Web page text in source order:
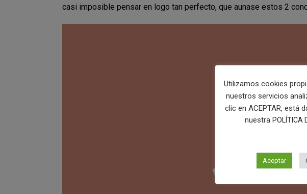
casi imposible pensar en logo tan perfecto, que aunase estos 2
Utilizamos cookies
nuestros servicios
clic en ACEPTAR, está
nuestra POLÍTICA
Aceptar